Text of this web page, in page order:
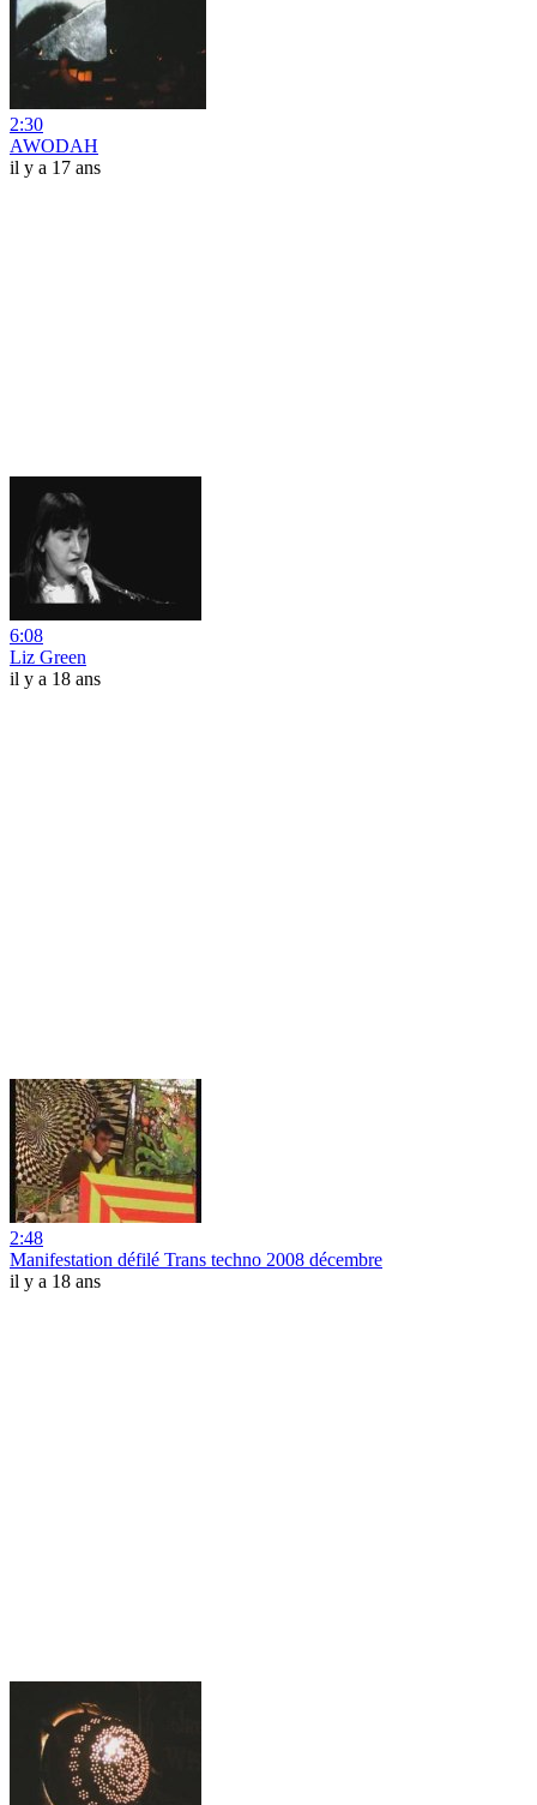
2:30
AWODAH
il y a 17 ans
6:08
Liz Green
il y a 18 ans
2:48
Manifestation défilé Trans techno 2008 décembre
il y a 18 ans